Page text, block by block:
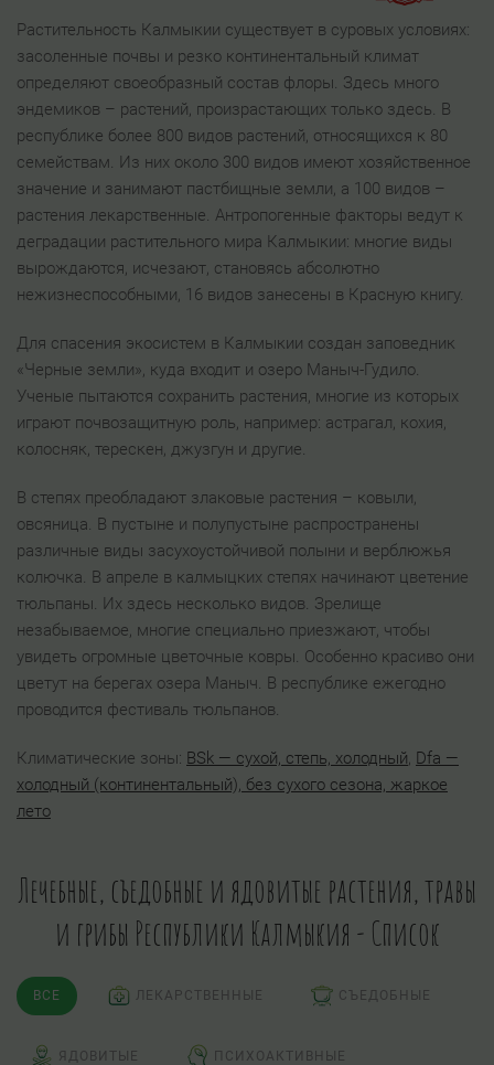
Растительность Калмыкии существует в суровых условиях:
засоленные почвы и резко континентальный климат
определяют своеобразный состав флоры. Здесь много
эндемиков – растений, произрастающих только здесь. В
республике более 800 видов растений, относящихся к 80
семействам. Из них около 300 видов имеют хозяйственное
значение и занимают пастбищные земли, а 100 видов –
растения лекарственные. Антропогенные факторы ведут к
деградации растительного мира Калмыкии: многие виды
вырождаются, исчезают, становясь абсолютно
нежизнеспособными, 16 видов занесены в Красную книгу.
Для спасения экосистем в Калмыкии создан заповедник
«Черные земли», куда входит и озеро Маныч-Гудило.
Ученые пытаются сохранить растения, многие из которых
играют почвозащитную роль, например: астрагал, кохия,
колосняк, терескен, джузгун и другие.
В степях преобладают злаковые растения – ковыли,
овсяница. В пустыне и полупустыне распространены
различные виды засухоустойчивой полыни и верблюжья
колючка. В апреле в калмыцких степях начинают цветение
тюльпаны. Их здесь несколько видов. Зрелище
незабываемое, многие специально приезжают, чтобы
увидеть огромные цветочные ковры. Особенно красиво они
цветут на берегах озера Маныч. В республике ежегодно
проводится фестиваль тюльпанов.
Климатические зоны: BSk — сухой, степь, холодный, Dfa —
холодный (континентальный), без сухого сезона, жаркое
лето
Лечебные, съедобные и ядовитые растения, травы
и грибы Республики Калмыкия - Список
ВСЕ ЛЕКАРСТВЕННЫЕ СЪЕДОБНЫЕ
ЯДОВИТЫЕ ПСИХОАКТИВНЫЕ